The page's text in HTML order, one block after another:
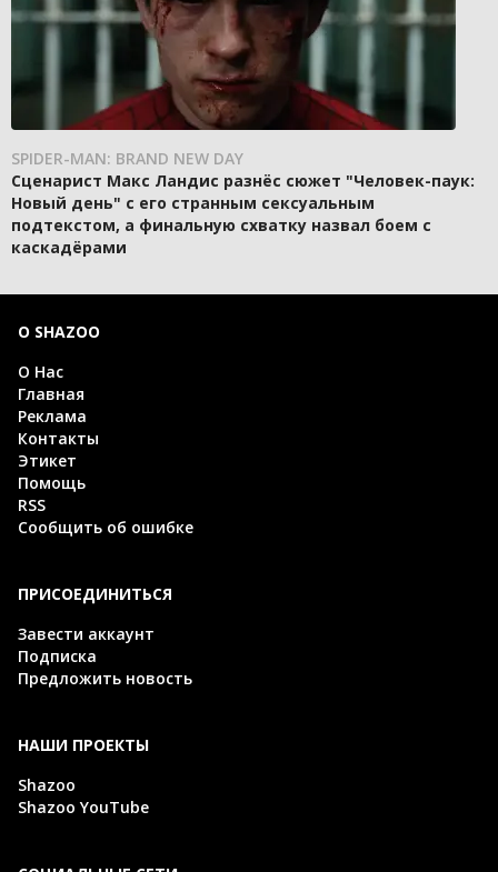
SPIDER-MAN: BRAND NEW DAY
Сценарист Макс Ландис разнёс сюжет "Человек-паук:
Новый день" с его странным сексуальным
подтекстом, а финальную схватку назвал боем с
каскадёрами
О SHAZOO
О Нас
Главная
Реклама
Контакты
Этикет
Помощь
RSS
Сообщить об ошибке
ПРИСОЕДИНИТЬСЯ
Завести аккаунт
Подписка
Предложить новость
НАШИ ПРОЕКТЫ
Shazoo
Shazoo YouTube